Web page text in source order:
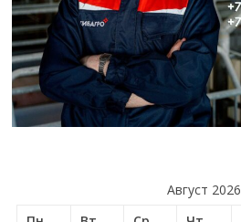
Август 2026